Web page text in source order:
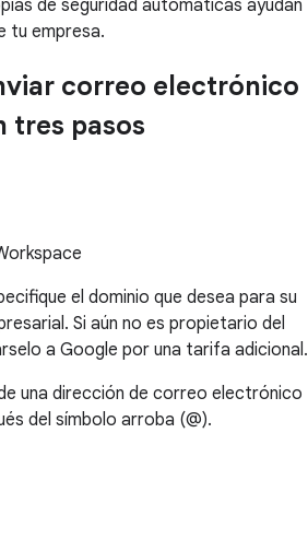
de seguridad automáticas ayudan
tu empresa.
correo electrónico
tres pasos
el dominio que desea para su
Si aún no es propietario del
a Google por una tarifa adicional.
una dirección de correo electrónico
del símbolo arroba (@).